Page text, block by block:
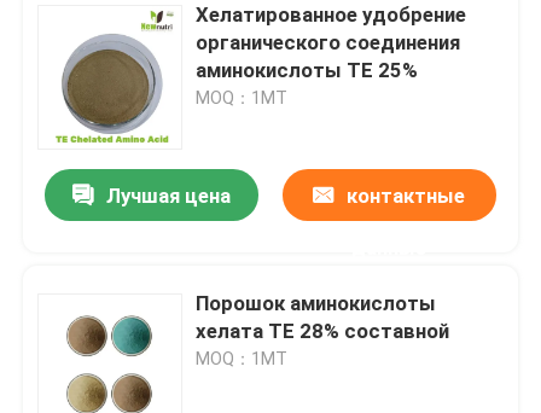
Хелатированное удобрение
органического соединения
аминокислоты TE 25%
MOQ：1МТ
Лучшая цена контактные
Порошок аминокислоты
хелата TE 28% составной
MOQ：1МТ